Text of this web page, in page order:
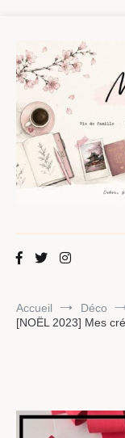
contenu
Maman Chou
Accueil
Déco
[NOËL 2023] Mes